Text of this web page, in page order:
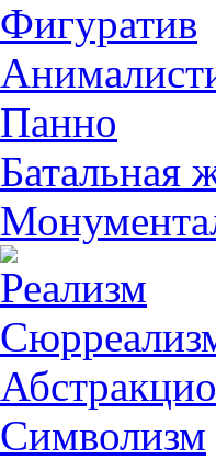
Фигуратив
Панно
Батальная
Реализм
Символизм